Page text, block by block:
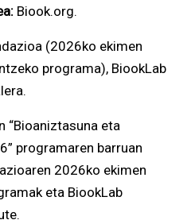
Biook.org.
(2026ko ekimen
programa), BiookLab
“Bioaniztasuna eta
programaren barruan
2026ko ekimen
eta BiookLab